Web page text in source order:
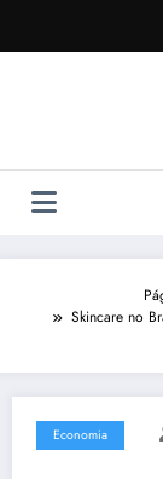
o
Skincare no
Economia